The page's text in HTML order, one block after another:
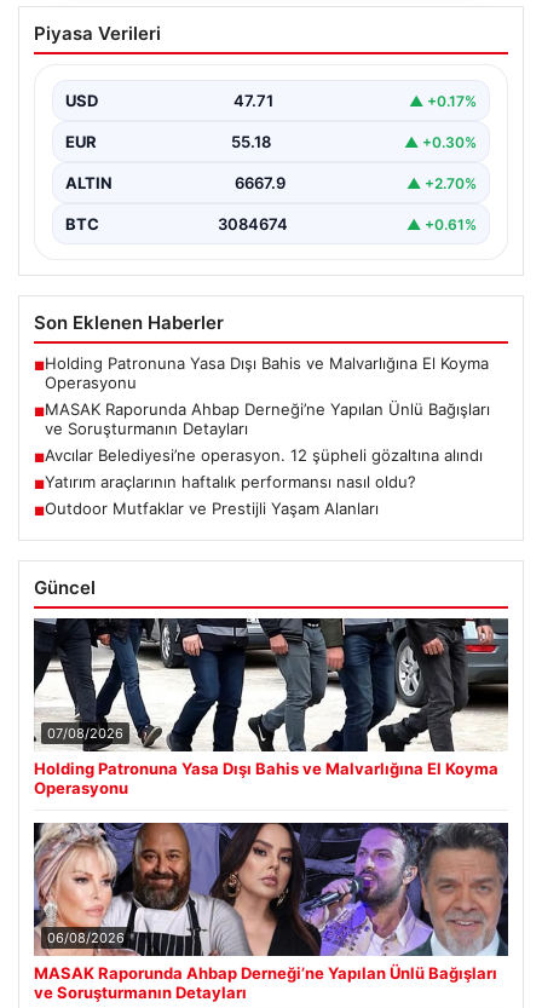
MASAK Raporunda Ahbap Derneği’ne
Yapılan Ünlü Bağışları ve Soruşturmanın
Ahbap Derneği'ne yönelik devam eden soruşturma
incelemesi yapıldı. Mali…
Piyasa Verileri
USD 47.71 ▲ +0.17%
EUR 55.18 ▲ +0.30%
ALTIN 6667.9 ▲ +2.70%
BTC 3084674 ▲ +0.61%
Son Eklenen Haberler
■Holding Patronuna Yasa Dışı Bahis ve Malvarlığına El Koyma
Operasyonu
■MASAK Raporunda Ahbap Derneği’ne Yapılan Ünlü Bağışları
ve Soruşturmanın Detayları
■Avcılar Belediyesi’ne operasyon. 12 şüpheli gözaltına alındı
■Yatırım araçlarının haftalık performansı nasıl oldu?
■Outdoor Mutfaklar ve Prestijli Yaşam Alanları
Güncel
07/08/2026
Holding Patronuna Yasa Dışı Bahis ve Malvarlığına El Koyma
Operasyonu
06/08/2026
MASAK Raporunda Ahbap Derneği’ne Yapılan Ünlü Bağışları
ve Soruşturmanın Detayları